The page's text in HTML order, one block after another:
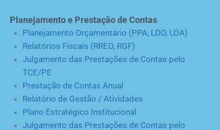
Planejamento e Prestação de Contas
Planejamento Orçamentário (PPA, LDO, LOA)
Relatórios Fiscais (RREO, RGF)
Julgamento das Prestações de Contas pelo
TCE/PE
Prestação de Contas Anual
Relatório de Gestão / Atividades
Plano Estratégico Institucional
Julgamento das Prestações de Contas pelo